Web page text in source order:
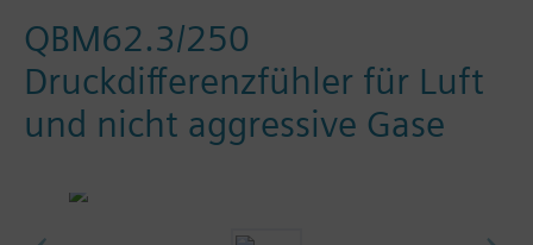
QBM62.3/250
Druckdifferenzfühler für Luft
und nicht aggressive Gase